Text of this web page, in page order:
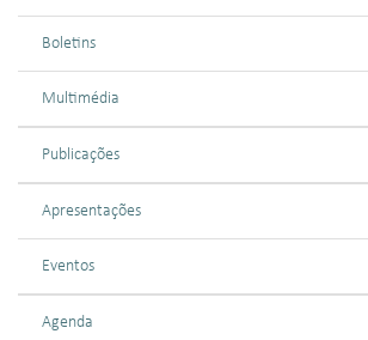
Boletins
Multimédia
Publicações
Apresentações
Eventos
Agenda